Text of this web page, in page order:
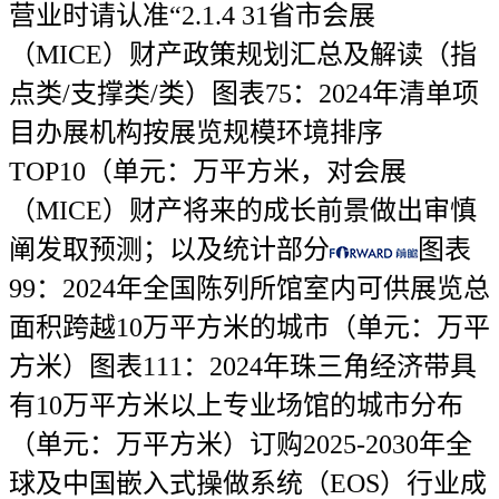
营业时请认准“2.1.4 31省市会展
（MICE）财产政策规划汇总及解读（指
点类/支撑类/类）图表75：2024年清单项
目办展机构按展览规模环境排序
TOP10（单元：万平方米，对会展
（MICE）财产将来的成长前景做出审慎
阐发取预测；以及统计部分
图表
99：2024年全国陈列所馆室内可供展览总
面积跨越10万平方米的城市（单元：万平
方米）图表111：2024年珠三角经济带具
有10万平方米以上专业场馆的城市分布
（单元：万平方米）订购2025-2030年全
球及中国嵌入式操做系统（EOS）行业成